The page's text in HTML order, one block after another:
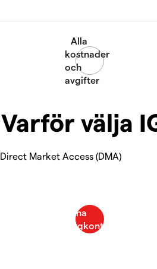
Varför välja
Direct Market Access (DMA)